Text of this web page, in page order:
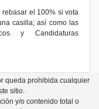
el 100% si vota
casilla; así como las
y Candidaturas
queda prohibida cualquier
sitio.
y/o contenido total o